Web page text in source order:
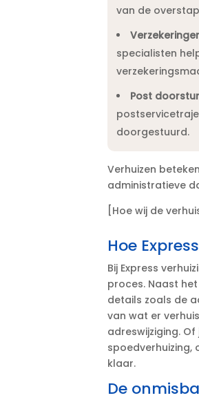
van de
specialisten
Post
doorgestuurd.​
Verhuizen
administratieve
[Hoe wij de
Hoe
Bij Express
proces.​ Naast
details zoals de
van wat er
adreswijziging.​
klaar.​
De